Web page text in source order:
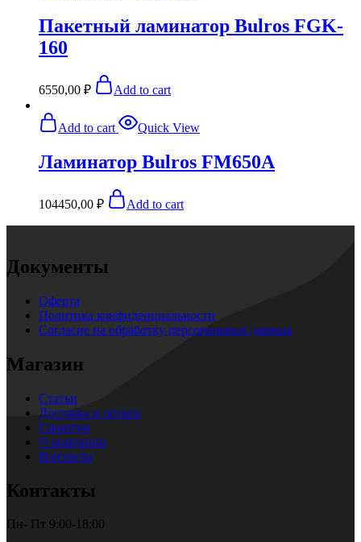
Пакетный ламинатор Bulros FGK-
160
6550,00 ₽ Add to cart
Add to cart Quick View
Ламинатор Bulros FM650A
104450,00 ₽ Add to cart
Документы
Оферта
Политика конфиденциальности
Согласие на обработку персональных данных
Магазин
Статьи
Доставка и оплата
Гарантия
О компании
Контакты
Контакты
Пн- Пт 9:00-18:00